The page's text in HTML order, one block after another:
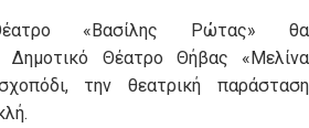
«Βασίλης Ρώτας» θα
Δημοτικό Θέατρο Θήβας «Μελίνα
την θεατρική παράσταση